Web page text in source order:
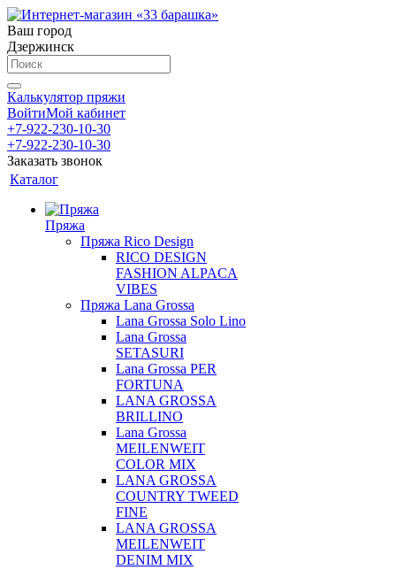
Ваш город
Дзержинск
Калькулятор пряжи
ВойтиМой кабинет
+7-922-230-10-30
+7-922-230-10-30
Заказать звонок
Каталог
Пряжа
Пряжа Rico Design
RICO DESIGN
FASHION ALPACA
VIBES
Пряжа Lana Grossa
Lana Grossa Solo Lino
Lana Grossa
SETASURI
Lana Grossa PER
FORTUNA
LANA GROSSA
BRILLINO
Lana Grossa
MEILENWEIT
COLOR MIX
LANA GROSSA
COUNTRY TWEED
FINE
LANA GROSSA
MEILENWEIT
DENIM MIX